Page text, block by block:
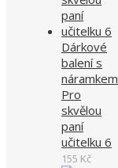
Dárkové
balení s
náramkem
Pro
skvělou
paní
učitelku 6
155 Kč